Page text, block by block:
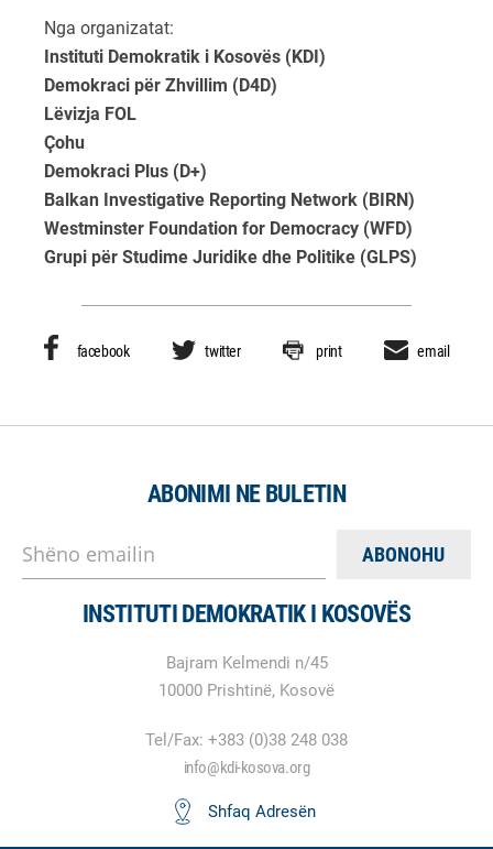
Nga organizatat:
Instituti Demokratik i Kosovës (KDI)
Demokraci për Zhvillim (D4D)
Lëvizja FOL
Çohu
Demokraci Plus (D+)
Balkan Investigative Reporting Network (BIRN)
Westminster Foundation for Democracy (WFD)
Grupi për Studime Juridike dhe Politike (GLPS)
facebook twitter print email
ABONIMI NE BULETIN
Shëno emailin
INSTITUTI DEMOKRATIK I KOSOVËS
Bajram Kelmendi n/45
10000 Prishtinë, Kosovë
Tel/Fax: +383 (0)38 248 038
info@kdi-kosova.org
Shfaq Adresën